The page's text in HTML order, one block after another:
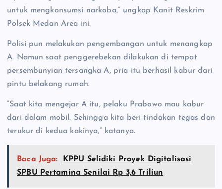
untuk mengkonsumsi narkoba,” ungkap Kanit Reskrim
Polsek Medan Area ini.
Polisi pun melakukan pengembangan untuk menangkap
A. Namun saat penggerebekan dilakukan di tempat
persembunyian tersangka A, pria itu berhasil kabur dari
pintu belakang rumah.
“Saat kita mengejar A itu, pelaku Prabowo mau kabur
dari dalam mobil. Sehingga kita beri tindakan tegas dan
terukur di kedua kakinya,” katanya.
Baca Juga:
KPPU Selidiki Proyek Digitalisasi
SPBU Pertamina Senilai Rp 3,6 Triliun